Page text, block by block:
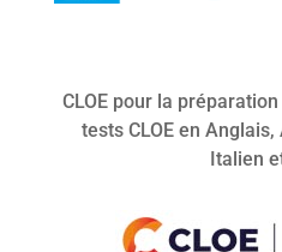
CLOE pour la
tests CLOE en
Italien